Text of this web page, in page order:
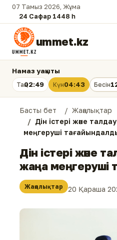
07 Тамыз 2026, Жұма
24 Сафар 1448 һ.
ummet.kz
Намаз уақыты
Таң02:49 Күн04:43 Бесін
Басты бет
Жаңалықтар
Дін істері және
меңгеруші
Дін істері және
жаңа меңгеруші
Жаңалықтар 20 Қараша